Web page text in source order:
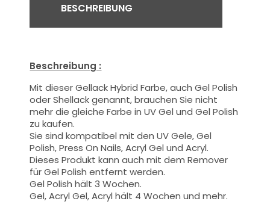
BESCHREIBUNG
Beschreibung :
Mit dieser Gellack Hybrid Farbe, auch Gel Polish
oder Shellack genannt, brauchen Sie nicht
mehr die gleiche Farbe in UV Gel und Gel Polish
zu kaufen.
Sie sind kompatibel mit den UV Gele, Gel
Polish, Press On Nails, Acryl Gel und Acryl.
Dieses Produkt kann auch mit dem Remover
für Gel Polish entfernt werden.
Gel Polish hält 3 Wochen.
Gel, Acryl Gel, Acryl hält 4 Wochen und mehr.